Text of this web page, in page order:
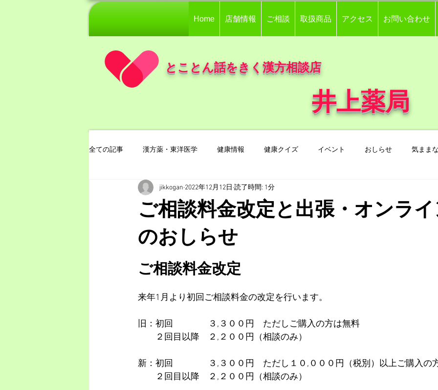
Home 店舗情報 ご相談 取扱商品 アクセス お問い合わせ
とことん話をきく漢方相談店
井上薬局
全ての記事 漢方薬・東洋医学 健康情報 健康クイズ イベント おしらせ 気まま
ご相談料金改定と出張・オンラ
のおしらせ
jikkogan 2022年12月12日 読了時間: 1分
ご相談料金改定
来年1月より初回ご相談料金の改定を行います。
旧：初回　　　　３,３００円　ただしご購入の方は無料
２回目以降　２,２００円（相談のみ）
新：初回　　　　３,３００円　ただし１０,０００円（税別）以上ご購入の
２回目以降　２,２００円（相談のみ）